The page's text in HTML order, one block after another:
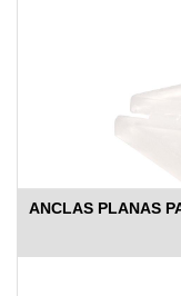
ANCLAS PLANAS